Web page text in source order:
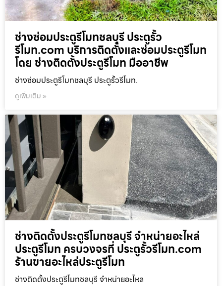
ช่างซ่อมประตูรีโมทชลบุรี ประตูรั้ว
รีโมท.com บริการติดตั้งและซ่อมประตูรีโมท
โดย ช่างติดตั้งประตูรีโมท มืออาชีพ
ช่างซ่อมประตูรีโมทชลบุรี ประตูรั้วรีโมท.
ดูเพิ่มเติม »
ช่างติดตั้งประตูรีโมทชลบุรี จำหน่ายอะไหล่
ประตูรีโมท ครบวงจรที่ ประตูรั้วรีโมท.com
ร้านขายอะไหล่ประตูรีโมท
ช่างติดตั้งประตูรีโมทชลบุรี จำหน่ายอะไหล